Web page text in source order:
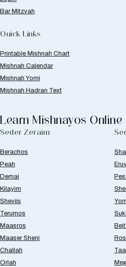
Bar Mitzvah
Quick Links
Printable Mishnah Chart
Mishnah Calendar
Mishnah Yomi
Mishnah Hadran Text
Learn Mishnayos Online
Seder Zeraim
Berachos
Peah
Demai
Kilayim
Sheviis
Terumos
Maasros
Maaser Sheni
Challah
Orlah